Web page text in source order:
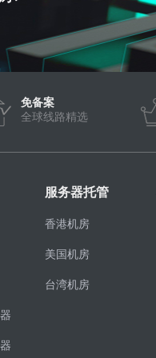
免备案
全球线路精选
服务器托管
香港机房
美国机房
台湾机房